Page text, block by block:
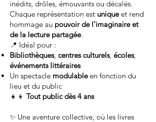
inédits, drôles, émouvants ou décalés.
Chaque représentation est uniqueet rend
hommage au pouvoir de l’imaginaire et
de la lecture partagée.
📍 Idéal pour :
Bibliothèques, centres culturels, écoles,
événements littéraires
Un spectacle modulableen fonction du
lieu et du public
👧👦 Tout public dès 4 ans
✨ Une aventure collective, où les livres